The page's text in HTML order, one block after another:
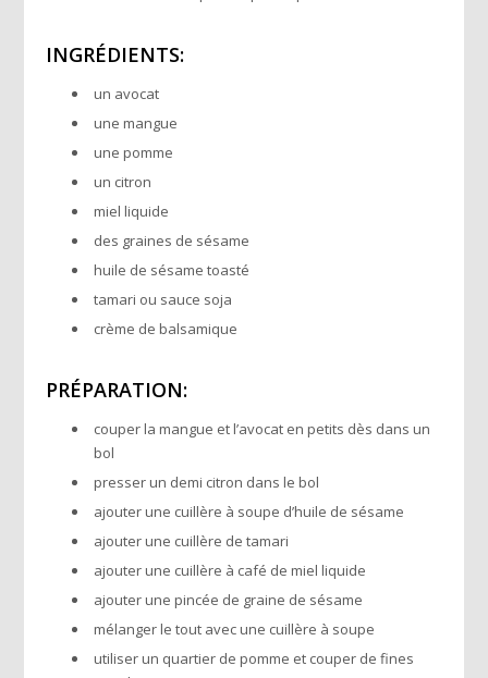
INGRÉDIENTS:
un avocat
une mangue
une pomme
un citron
miel liquide
des graines de sésame
huile de sésame toasté
tamari ou sauce soja
crème de balsamique
PRÉPARATION:
couper la mangue et l’avocat en petits dès dans un
bol
presser un demi citron dans le bol
ajouter une cuillère à soupe d’huile de sésame
ajouter une cuillère de tamari
ajouter une cuillère à café de miel liquide
ajouter une pincée de graine de sésame
mélanger le tout avec une cuillère à soupe
utiliser un quartier de pomme et couper de fines